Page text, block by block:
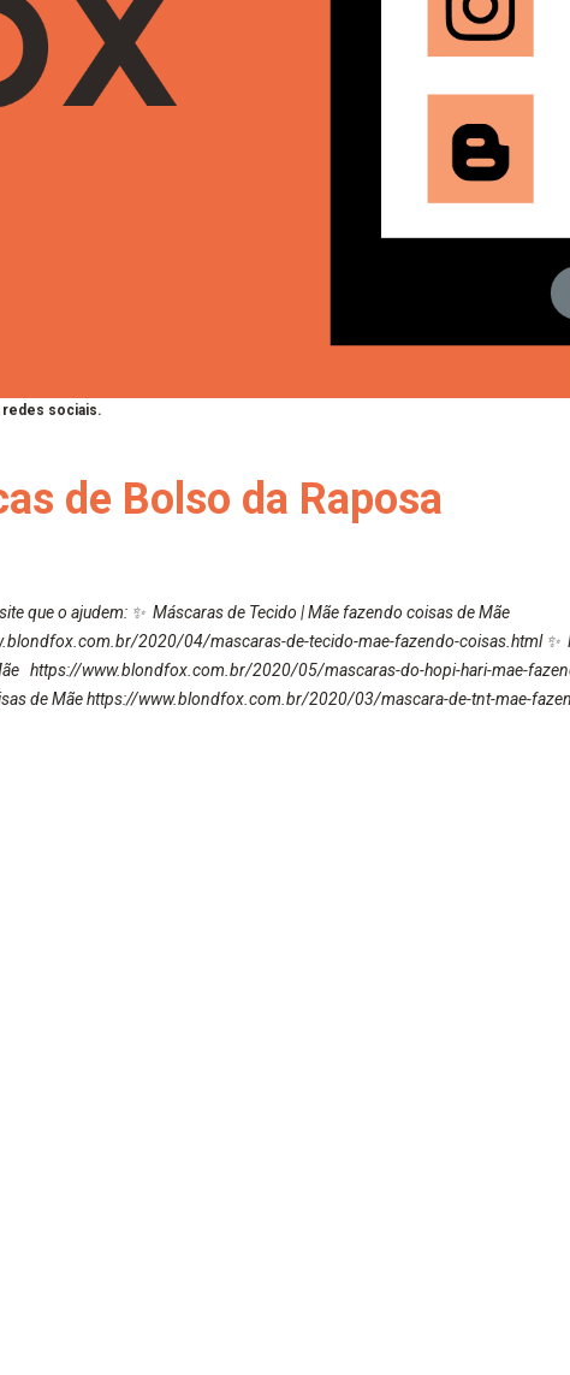
redes sociais.
de Bolso da Raposa
que o ajudem: ✨ Máscaras de Tecido | Mãe fazendo coisas de Mãe
2020/04/mascaras-de-tecido-mae-fazendo-coisas.html ✨
https://www.blondfox.com.br/2020/05/mascaras-do-hopi-hari-mae-
de Mãe https://www.blondfox.com.br/2020/03/mascara-de-tnt-mae-